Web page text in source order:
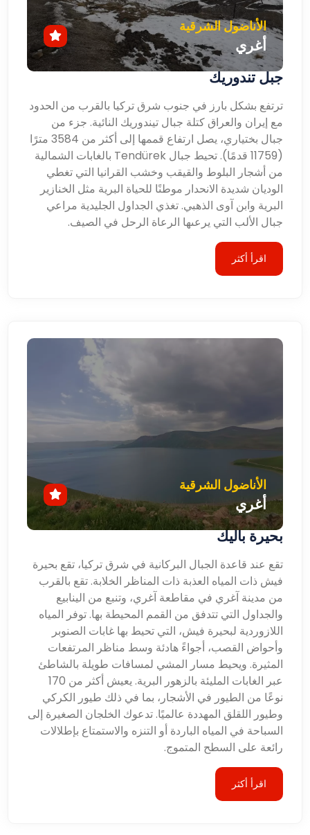
الأناضول الشرقية
أغري
جبل تندوريك
ترتفع بشكل بارز في جنوب شرق تركيا بالقرب من الحدود
مع إيران والعراق كتلة جبال تيندوريك النائية. جزء من
جبال بختياري، يصل ارتفاع قممها إلى أكثر من 3584 مترًا
(11759 قدمًا). تحيط جبال Tendürek بالغابات الشمالية
من أشجار البلوط والقيقب وخشب القرانيا التي تغطي
الوديان شديدة الانحدار موطنًا للحياة البرية مثل الخنازير
البرية وابن آوى الذهبي. تغذي الجداول الجليدية مراعي
جبال الألب التي يرعىها الرعاة الرحل في الصيف.
اقرأ أكثر
الأناضول الشرقية
أغري
بحيرة باليك
تقع عند قاعدة الجبال البركانية في شرق تركيا، تقع بحيرة
فيش ذات المياه العذبة ذات المناظر الخلابة. تقع بالقرب
من مدينة آغري في مقاطعة آغري، وتنبع من الينابيع
والجداول التي تتدفق من القمم المحيطة بها. توفر المياه
اللازوردية لبحيرة فيش، التي تحيط بها غابات الصنوبر
وأحواض القصب، أجواءً هادئة وسط مناظر المرتفعات
المثيرة. ويحيط مسار المشي لمسافات طويلة بالشاطئ
عبر الغابات المليئة بالزهور البرية. يعيش أكثر من 170
نوعًا من الطيور في الأشجار، بما في ذلك طيور الكركي
وطيور اللقلق المهددة عالميًا. تدعوك الخلجان الصغيرة إلى
السباحة في المياه الباردة أو التنزه والاستمتاع بإطلالات
رائعة على السطح المتموج.
اقرأ أكثر